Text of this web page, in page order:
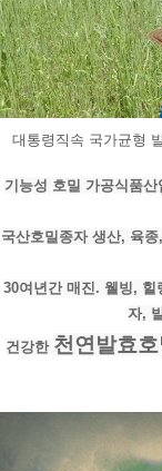
대통령직속 국가균형
기능성 호밀 가공식품
국산호밀종자 생산, 육
30여년간 매진. 웰빙,
자,
건강한 천연발효